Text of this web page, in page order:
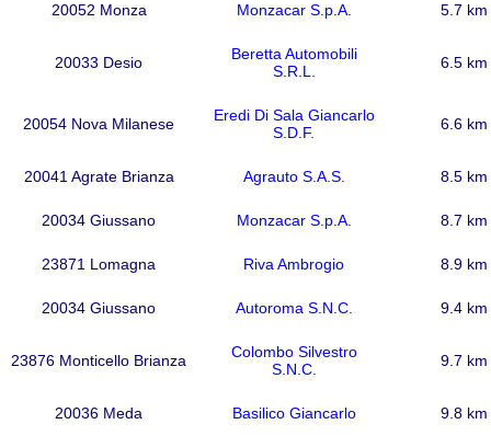
20052 Monza Monzacar S.p.A. 5.7 km
20033 Desio
Beretta Automobili
S.R.L.
6.5 km
20054 Nova Milanese
Eredi Di Sala Giancarlo
S.D.F.
6.6 km
20041 Agrate Brianza Agrauto S.A.S. 8.5 km
20034 Giussano Monzacar S.p.A. 8.7 km
23871 Lomagna Riva Ambrogio 8.9 km
20034 Giussano Autoroma S.N.C. 9.4 km
23876 Monticello Brianza
Colombo Silvestro
S.N.C.
9.7 km
20036 Meda Basilico Giancarlo 9.8 km